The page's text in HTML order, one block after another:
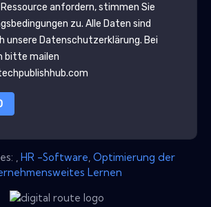
Ressource anfordern, stimmen Sie
zu. Alle Daten sind
unsere Datenschutzerklärung. Bei
bitte mailen
HR -Software Optimierung der
Lernen